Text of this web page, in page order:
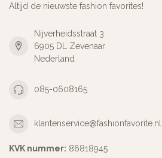
Altijd de nieuwste fashion favorites!
Nijverheidsstraat 3
6905 DL Zevenaar
Nederland
085-0608165
klantenservice@fashionfavorite.nl
KVK nummer: 86818945